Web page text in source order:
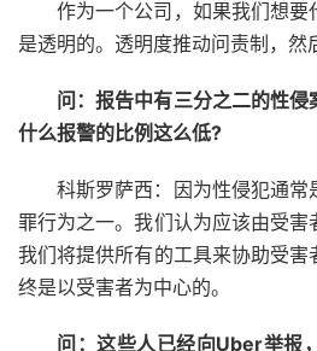
作为一个公司，如果我们想要
是透明的。透明度推动问责制，然
问：报告中有三分之二的性
什么报警的比例这么低?
科斯罗萨西：因为性侵犯通
罪行为之一。我们认为应该由受害
我们将提供所有的工具来协助受
终是以受害者为中心的。
问：这些人已经向Uber举报